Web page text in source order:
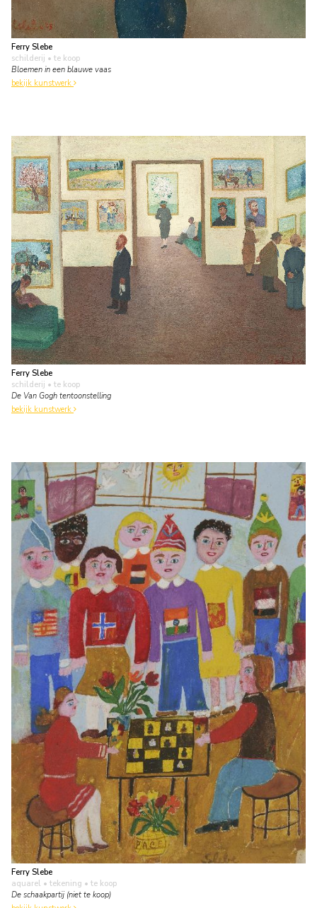
Ferry Slebe
schilderij • te koop
Bloemen in een blauwe vaas
bekijk kunstwerk
Ferry Slebe
schilderij • te koop
De Van Gogh tentoonstelling
bekijk kunstwerk
Ferry Slebe
aquarel • tekening • te koop
De schaakpartij (niet te koop)